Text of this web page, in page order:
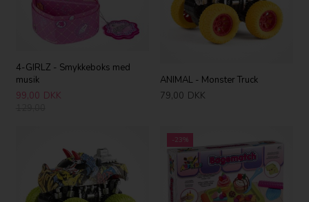
4-GIRLZ - Smykkeboks med
musik
99,00 DKK
ANIMAL - Monster Truck
79,00 DKK
-23%